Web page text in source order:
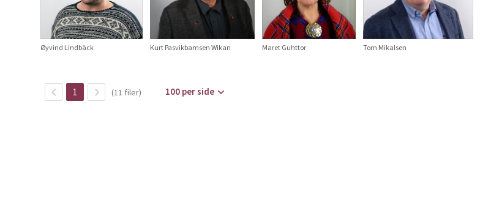
Øyvind Lindbäck Kurt Pasvikbamsen Wikan Maret Guhttor Tom Mikalsen
1 (11 filer) 100 per side